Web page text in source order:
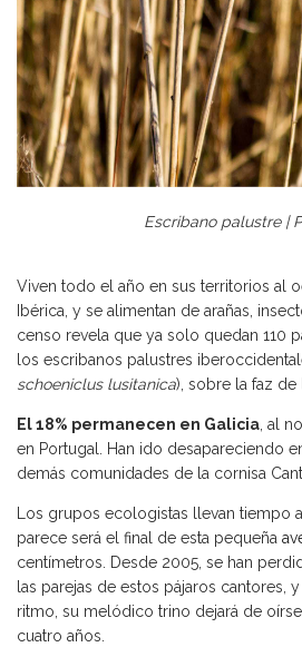
Escribano palustre |
Viven todo el año en sus territorios al
Ibérica, y se alimentan de arañas,
censo revela que ya solo quedan 110
los escribanos palustres
schoeniclus lusitanica), sobre la faz de
El 18% permanecen en Galicia, al
en Portugal. Han ido desapareciendo
demás comunidades de la cornisa
Los grupos ecologistas llevan tiempo
parece será el final de esta pequeña
centímetros. Desde 2005, se han
las parejas de estos pájaros cantores,
ritmo, su melódico trino dejará de
cuatro años.